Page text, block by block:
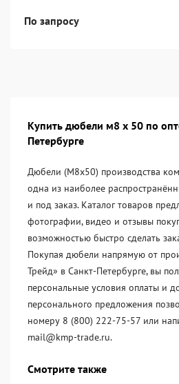
По запросу
Купить дюбели м8 х 50 по
Петербурге
Дюбели (М8х50) производства
одна из наиболее
и под заказ. Каталог товаров
фотографии, видео и отзывы
возможностью быстро сделать
Покупая дюбели напрямую от
Трейд» в Санкт-Петербурге, вы
персональные условия оплаты и
персонального предложения
номеру 8 (800) 222-75-57 или
mail@kmp-trade.ru.
Смотрите также